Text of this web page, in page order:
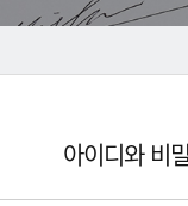
아이디와 비